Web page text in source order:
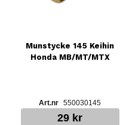
Munstycke 145 Keihin
Honda MB/MT/MTX
550030145
29 kr